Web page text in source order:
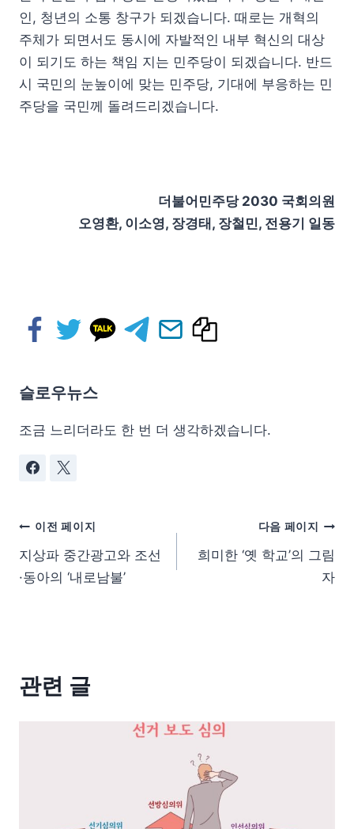
인, 청년의 소통 창구가 되겠습니다. 때로는 개혁의
주체가 되면서도 동시에 자발적인 내부 혁신의 대상
이 되기도 하는 책임 지는 민주당이 되겠습니다. 반드
시 국민의 눈높이에 맞는 민주당, 기대에 부응하는 민
주당을 국민께 돌려드리겠습니다.
더불어민주당 2030 국회의원
오영환, 이소영, 장경태, 장철민, 전용기 일동
슬로우뉴스
조금 느리더라도 한 번 더 생각하겠습니다.
이전 페이지
지상파 중간광고와 조선
·동아의 ‘내로남불’
다음 페이지
희미한 ‘옛 학교’의 그림
자
관련 글